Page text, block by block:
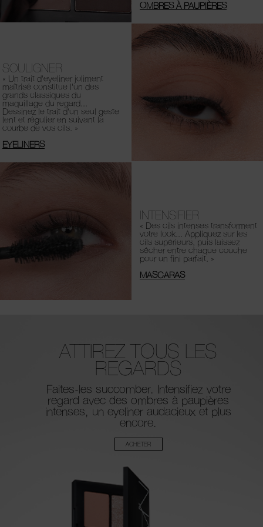
OMBRES À PAUPIÈRES
SOULIGNER
« Un trait d'eyeliner joliment
maîtrisé constitue l'un des
grands classiques du
maquillage du regard...
Dessinez le trait d'un seul geste
lent et régulier en suivant la
courbe de vos cils. »
EYELINERS
INTENSIFIER
« Des cils intenses transforment
votre look... Appliquez sur les
cils supérieurs, puis laissez
sécher entre chaque couche
pour un fini parfait. »
MASCARAS
ATTIREZ TOUS LES
REGARDS
Faites-les succomber. Intensifiez votre
regard avec des ombres à paupières
intenses, un eyeliner audacieux et plus
encore.
ACHETER